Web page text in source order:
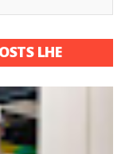
LHE